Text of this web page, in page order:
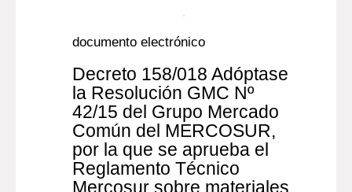
Documento digital
documento electrónico